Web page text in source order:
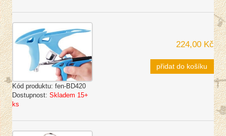
Kód produktu: fen-BD420
Dostupnost: Skladem 15+
ks
224,00 Kč
přidat do košíku